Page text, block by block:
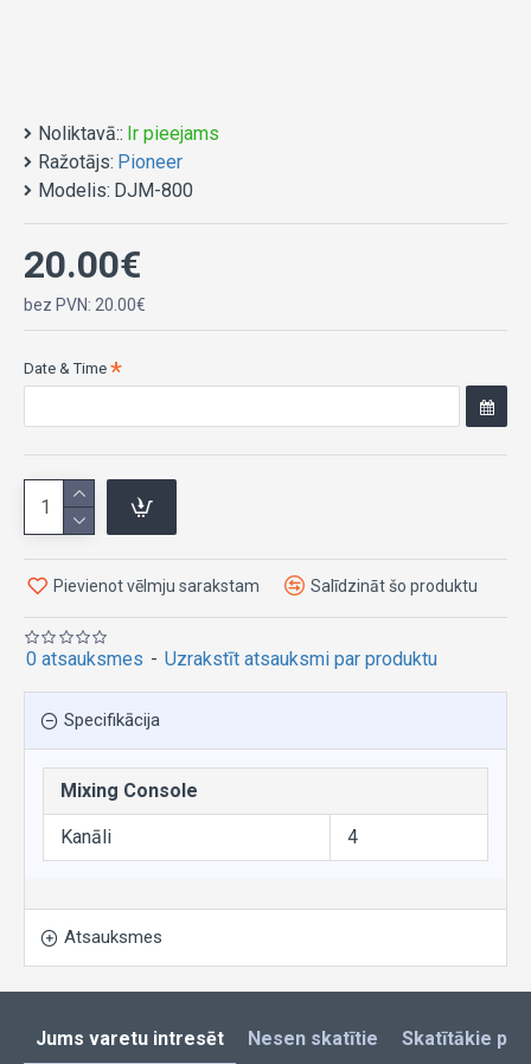
Noliktavā:: Ir pieejams
Ražotājs: Pioneer
Modelis: DJM-800
0 atsauksmes - Uzrakstīt atsauksmi par produktu
20.00€
bez PVN: 20.00€
Date & Time
Pievienot vēlmju sarakstam Salīdzināt šo produktu
Specifikācija
Mixing Console
Kanāli 4
Atsauksmes
Jums varetu intresēt Nesen skatītie Skatītākie